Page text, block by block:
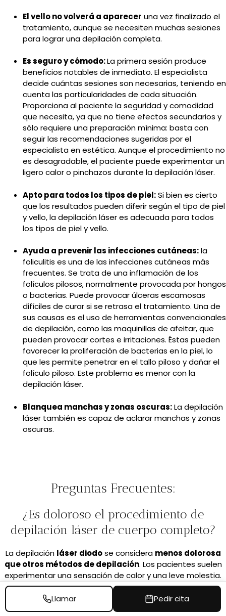
El vello no volverá a aparecer una vez finalizado el
tratamiento, aunque se necesiten muchas sesiones
para lograr una depilación completa.
Es seguro y cómodo:La primera sesión produce
beneficios notables de inmediato. El especialista
decide cuántas sesiones son necesarias, teniendo en
cuenta las particularidades de cada situación.
Proporciona al paciente la seguridad y comodidad
que necesita, ya que no tiene efectos secundarios y
sólo requiere una preparación mínima: basta con
seguir las recomendaciones sugeridas por el
especialista en estética. Aunque el procedimiento no
es desagradable, el paciente puede experimentar un
ligero calor o pinchazos durante la depilación láser.
Apto para todos los tipos de piel:Si bien es cierto
que los resultados pueden diferir según el tipo de piel
y vello, la depilación láser es adecuada para todos
los tipos de piel y vello.
Ayuda a prevenir las infecciones cutáneas:la
foliculitis es una de las infecciones cutáneas más
frecuentes. Se trata de una inflamación de los
folículos pilosos, normalmente provocada por hongos
o bacterias. Puede provocar úlceras escamosas
difíciles de curar si se retrasa el tratamiento. Una de
sus causas es el uso de herramientas convencionales
de depilación, como las maquinillas de afeitar, que
pueden provocar cortes e irritaciones. Éstas pueden
favorecer la proliferación de bacterias en la piel, lo
que les permite penetrar en el tallo piloso y dañar el
folículo piloso. Este problema es menor con la
depilación láser.
Blanquea manchas y zonas oscuras:La depilación
láser también es capaz de aclarar manchas y zonas
oscuras.
Preguntas Frecuentes:
¿Es doloroso el procedimiento de
depilación láser de cuerpo completo?
La depilación láser diodose considera menos dolorosa
que otros métodos de depilación. Los pacientes suelen
experimentar una sensación de calor y una leve molestia.
¿Cuántas sesiones de depilación láser de
Llamar Pedir cita